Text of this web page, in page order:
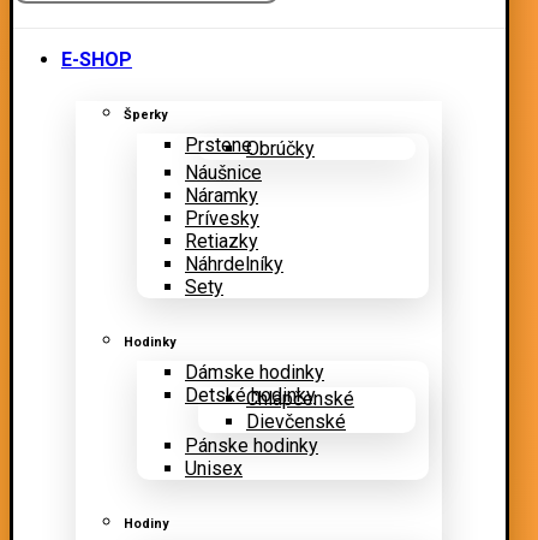
E-SHOP
Šperky
PrsteneObrúčky
Náušnice
Náramky
Prívesky
Retiazky
Náhrdelníky
Sety
Hodinky
Dámske hodinky
Detské hodinky
Chlapčenské
Dievčenské
Pánske hodinky
Unisex
Hodiny